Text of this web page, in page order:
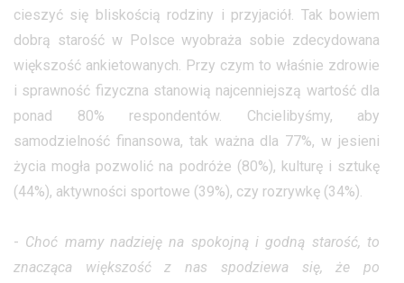
cieszyć się bliskością rodziny i przyjaciół. Tak bowiem
dobrą starość w Polsce wyobraża sobie zdecydowana
większość ankietowanych. Przy czym to właśnie zdrowie
i sprawność fizyczna stanowią najcenniejszą wartość dla
ponad 80% respondentów. Chcielibyśmy, aby
samodzielność finansowa, tak ważna dla 77%, w jesieni
życia mogła pozwolić na podróże (80%), kulturę i sztukę
(44%), aktywności sportowe (39%), czy rozrywkę (34%).
- Choć mamy nadzieję na spokojną i godną starość, to
znacząca większość z nas spodziewa się, że po